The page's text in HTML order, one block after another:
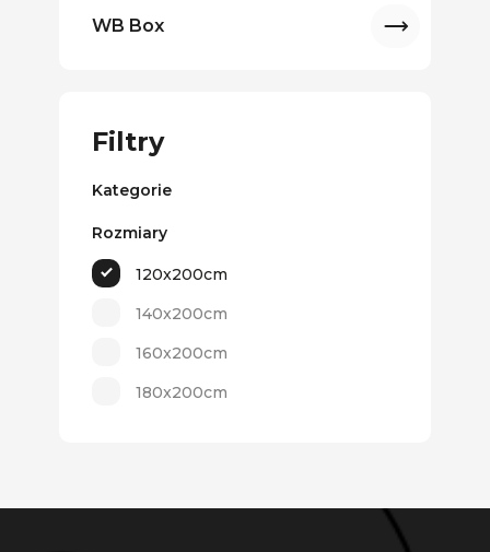
Filtry
Kategorie
Rozmiary
120x200cm
140x200cm
160x200cm
180x200cm
WB Box